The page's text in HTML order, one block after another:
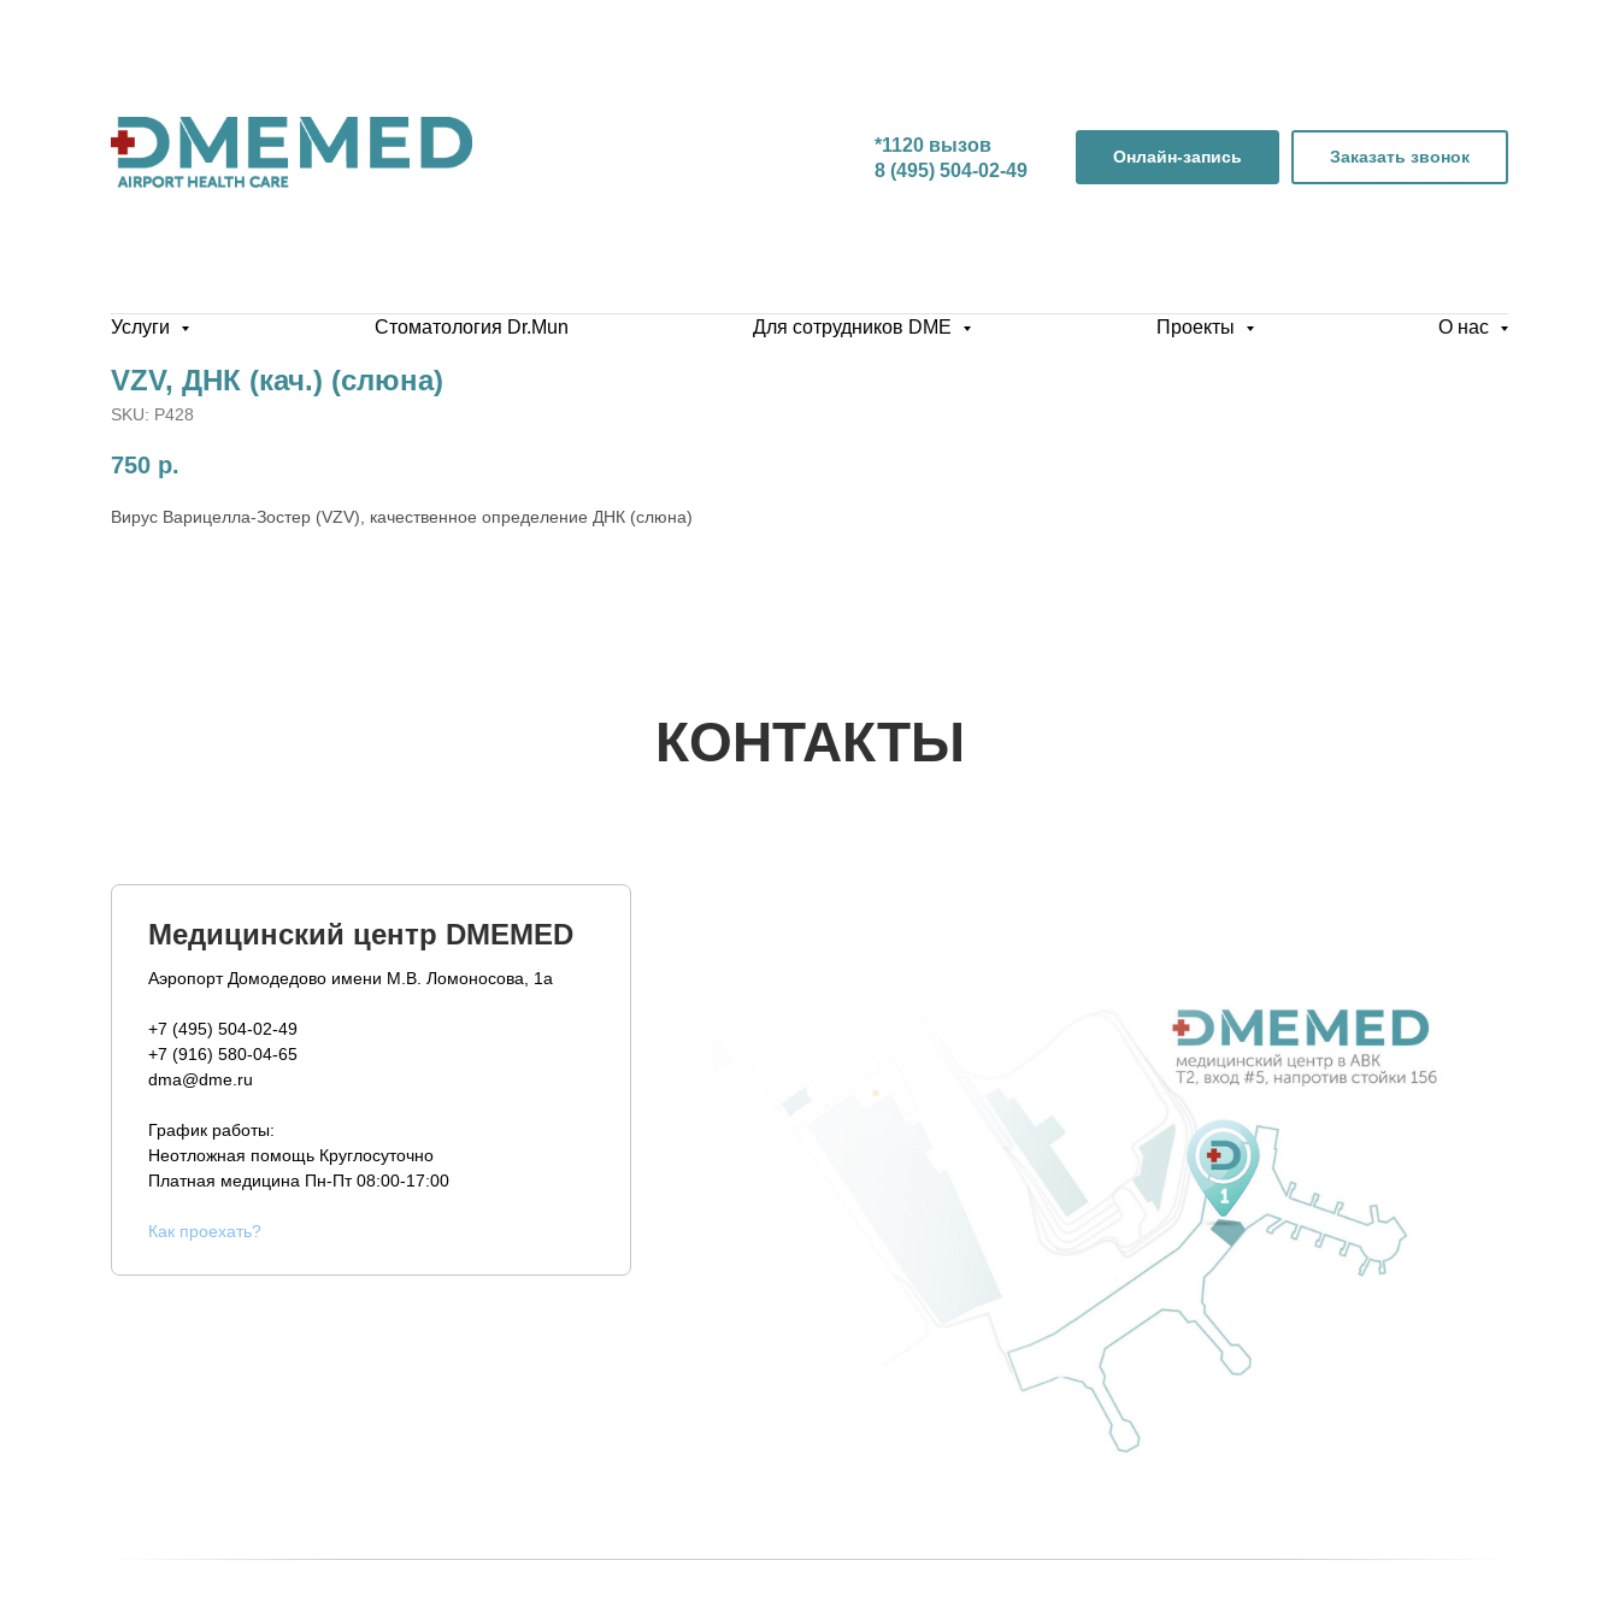
*1120 вызов
8 (495) 504-02-49
Онлайн-запись Заказать звонок
Услуги Стоматология Dr.Mun Для сотрудников DME Проекты О нас
VZV, ДНК (кач.) (слюна)
SKU: P428
750 р.
Вирус Варицелла-Зостер (VZV), качественное определение ДНК (слюна)
КОНТАКТЫ
Медицинский центр DMEMED
Аэропорт Домодедово имени М.В. Ломоносова, 1а
+7 (495) 504-02-49
+7 (916) 580-04-65
dma@dme.ru
График работы:
Неотложная помощь Круглосуточно
Платная медицина Пн-Пт 08:00-17:00
Как проехать?